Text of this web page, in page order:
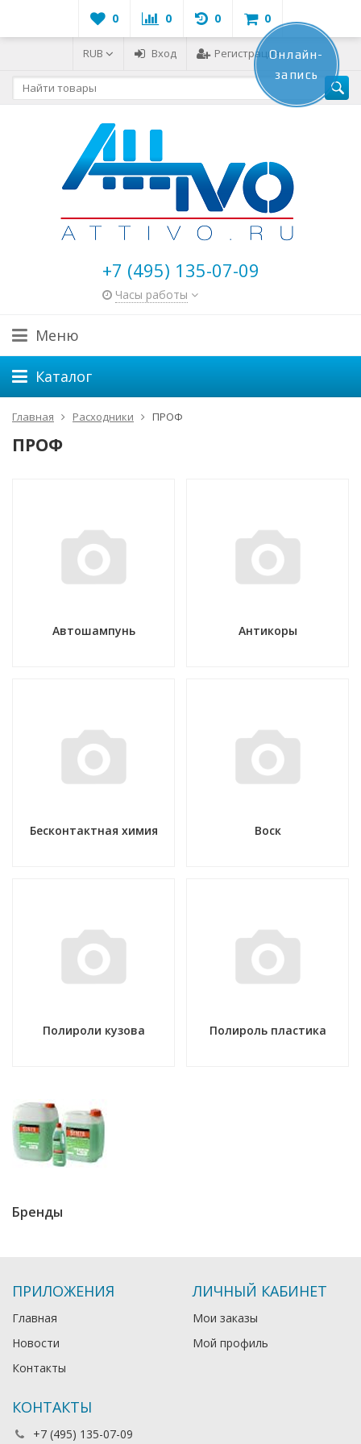
0 0 0 0
RUB Вход Регистрация
+7 (495) 135-07-09
Часы работы
Меню
Каталог
Главная Расходники ПРОФ
ПРОФ
Автошампунь Антикоры
Бесконтактная химия Воск
Полироли кузова Полироль пластика
Бренды
ПРИЛОЖЕНИЯ
Главная
Новости
Контакты
ЛИЧНЫЙ КАБИНЕТ
Мои заказы
Мой профиль
КОНТАКТЫ
+7 (495) 135-07-09
Онлайн-
запись